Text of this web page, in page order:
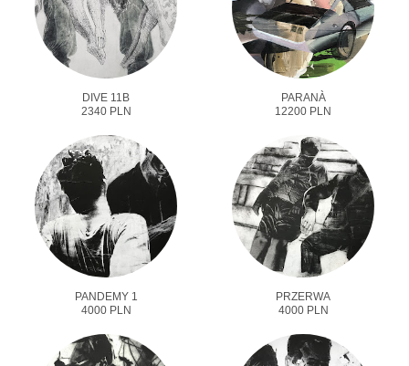
DIVE 11B
2340 PLN
PARANÀ
12200 PLN
PANDEMY 1
4000 PLN
PRZERWA
4000 PLN